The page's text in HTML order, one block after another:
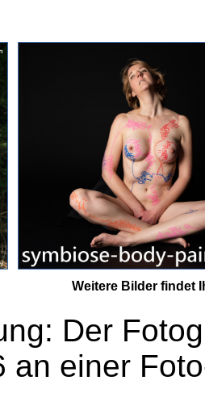
Weitere Bilder findet
Der
an einer